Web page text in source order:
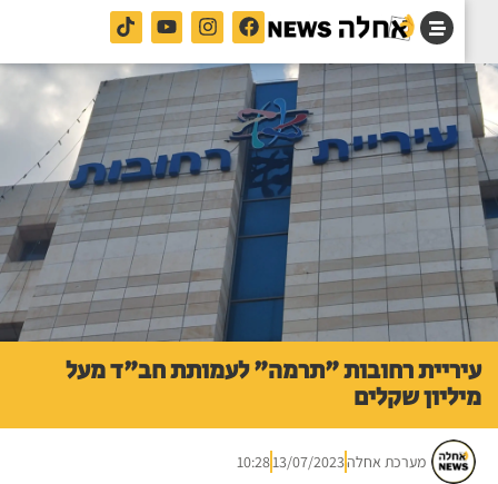
רחובות "תרמה" לעמותת חב"ד מעל
שקלים
מערכת אחלה 13/07/2023
10:28